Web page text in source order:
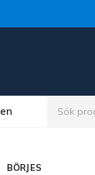
BÖRJES